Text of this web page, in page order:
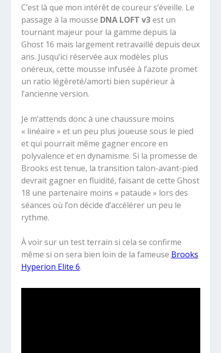
C’est là que mon intérêt de coureur s’éveille. Le
passage à la mousse DNA LOFT v3est un
tournant majeur pour la gamme depuis la
Ghost 16 mais largement retravaillé depuis deux
ans. Jusqu’ici réservée aux modèles plus
onéreux, cette mousse infusée à l’azote promet
un ratio légèreté/amorti bien supérieur à
l’ancienne version.
Je m’attends donc à une chaussure moins
« linéaire » et un peu plus joueuse sous le pied
et qui pourrait même gagner encore en
polyvalence et en dynamisme. Si la promesse de
Brooks est tenue, la transition talon-avant-pied
devrait gagner en fluidité, faisant de cette Ghost
18 une partenaire moins « pataude » lors des
séances où l’on décide d’accélérer un peu le
rythme.
À voir sur un test terrain si cela se confirme
même si on sera bien loin de la fameuse Brooks
Hyperion Elite 6.